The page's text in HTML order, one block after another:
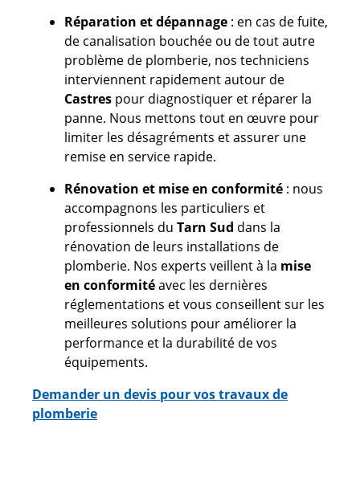
Réparation et dépannage : en cas de fuite,
de canalisation bouchée ou de tout autre
problème de plomberie, nos techniciens
interviennent rapidement autour de
Castres pour diagnostiquer et réparer la
panne. Nous mettons tout en œuvre pour
limiter les désagréments et assurer une
remise en service rapide.
Rénovation et mise en conformité : nous
accompagnons les particuliers et
professionnels du Tarn Sud dans la
rénovation de leurs installations de
plomberie. Nos experts veillent à la mise
en conformitéavec les dernières
réglementations et vous conseillent sur les
meilleures solutions pour améliorer la
performance et la durabilité de vos
équipements.
Demander un devis pour vos travaux de
plomberie